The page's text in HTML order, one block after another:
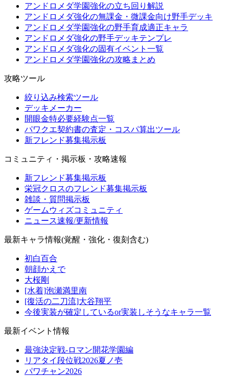
アンドロメダ学園強化の立ち回り解説
アンドロメダ強化の無課金・微課金向け野手デッキ
アンドロメダ学園強化の野手育成適正キャラ
アンドロメダ強化の野手デッキテンプレ
アンドロメダ強化の固有イベント一覧
アンドロメダ学園強化の攻略まとめ
攻略ツール
絞り込み検索ツール
デッキメーカー
開眼金特必要経験点一覧
パワクエ契約書の査定・コスパ算出ツール
新フレンド募集掲示板
コミュニティ・掲示板・攻略速報
新フレンド募集掲示板
栄冠クロスのフレンド募集掲示板
雑談・質問掲示板
ゲームウィズコミュニティ
ニュース速報/更新情報
最新キャラ情報(覚醒・強化・復刻含む)
初白百合
朝顔かえで
大桜剛
[水着]泡瀬満里南
[復活の二刀流]大谷翔平
今後実装が確定しているor実装しそうなキャラ一覧
最新イベント情報
最強決定戦-ロマン開花学園編
リアタイ段位戦2026夏ノ壱
パワチャン2026